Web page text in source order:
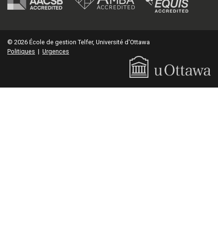
© 2026 École de gestion Telfer, Université d'Ottawa
Politiques | Urgences